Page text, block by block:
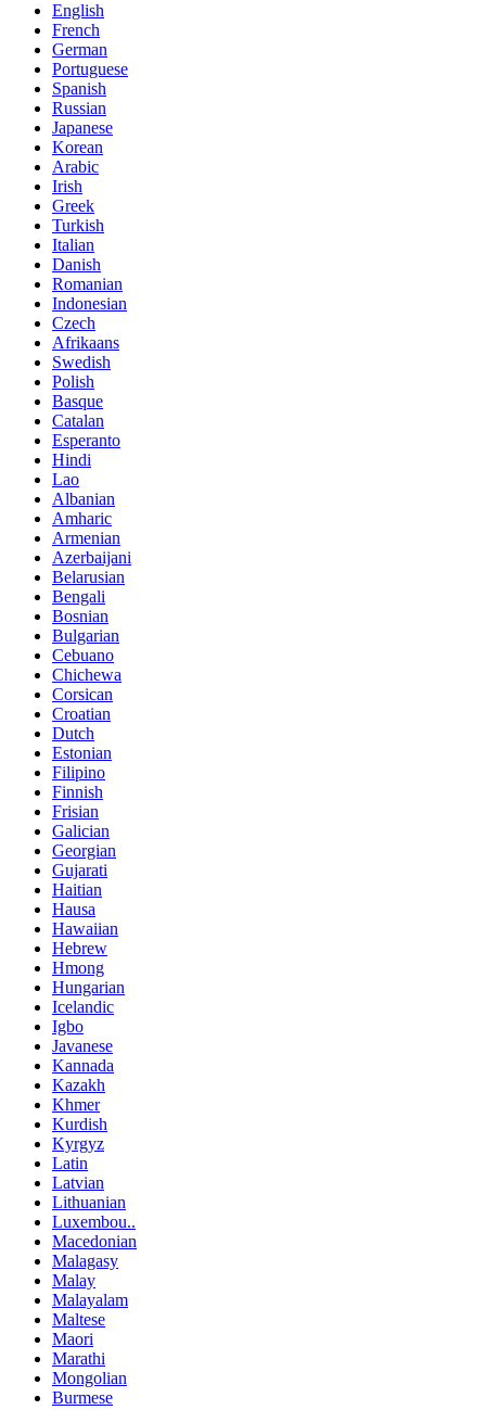
English
French
German
Portuguese
Spanish
Russian
Japanese
Korean
Arabic
Irish
Greek
Turkish
Italian
Danish
Romanian
Indonesian
Czech
Afrikaans
Swedish
Polish
Basque
Catalan
Esperanto
Hindi
Lao
Albanian
Amharic
Armenian
Azerbaijani
Belarusian
Bengali
Bosnian
Bulgarian
Cebuano
Chichewa
Corsican
Croatian
Dutch
Estonian
Filipino
Finnish
Frisian
Galician
Georgian
Gujarati
Haitian
Hausa
Hawaiian
Hebrew
Hmong
Hungarian
Icelandic
Igbo
Javanese
Kannada
Kazakh
Khmer
Kurdish
Kyrgyz
Latin
Latvian
Lithuanian
Luxembou..
Macedonian
Malagasy
Malay
Malayalam
Maltese
Maori
Marathi
Mongolian
Burmese